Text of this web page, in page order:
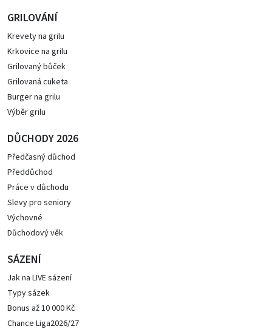
GRILOVÁNÍ
Krevety na grilu
Krkovice na grilu
Grilovaný bůček
Grilovaná cuketa
Burger na grilu
Výběr grilu
DŮCHODY 2026
Předčasný důchod
Předdůchod
Práce v důchodu
Slevy pro seniory
Výchovné
Důchodový věk
SÁZENÍ
Jak na LIVE sázení
Typy sázek
Bonus až 10 000 Kč
Chance Liga2026/27